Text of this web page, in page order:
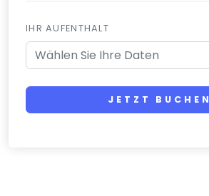
IHR AUFENTHALT
JETZT BUCHEN